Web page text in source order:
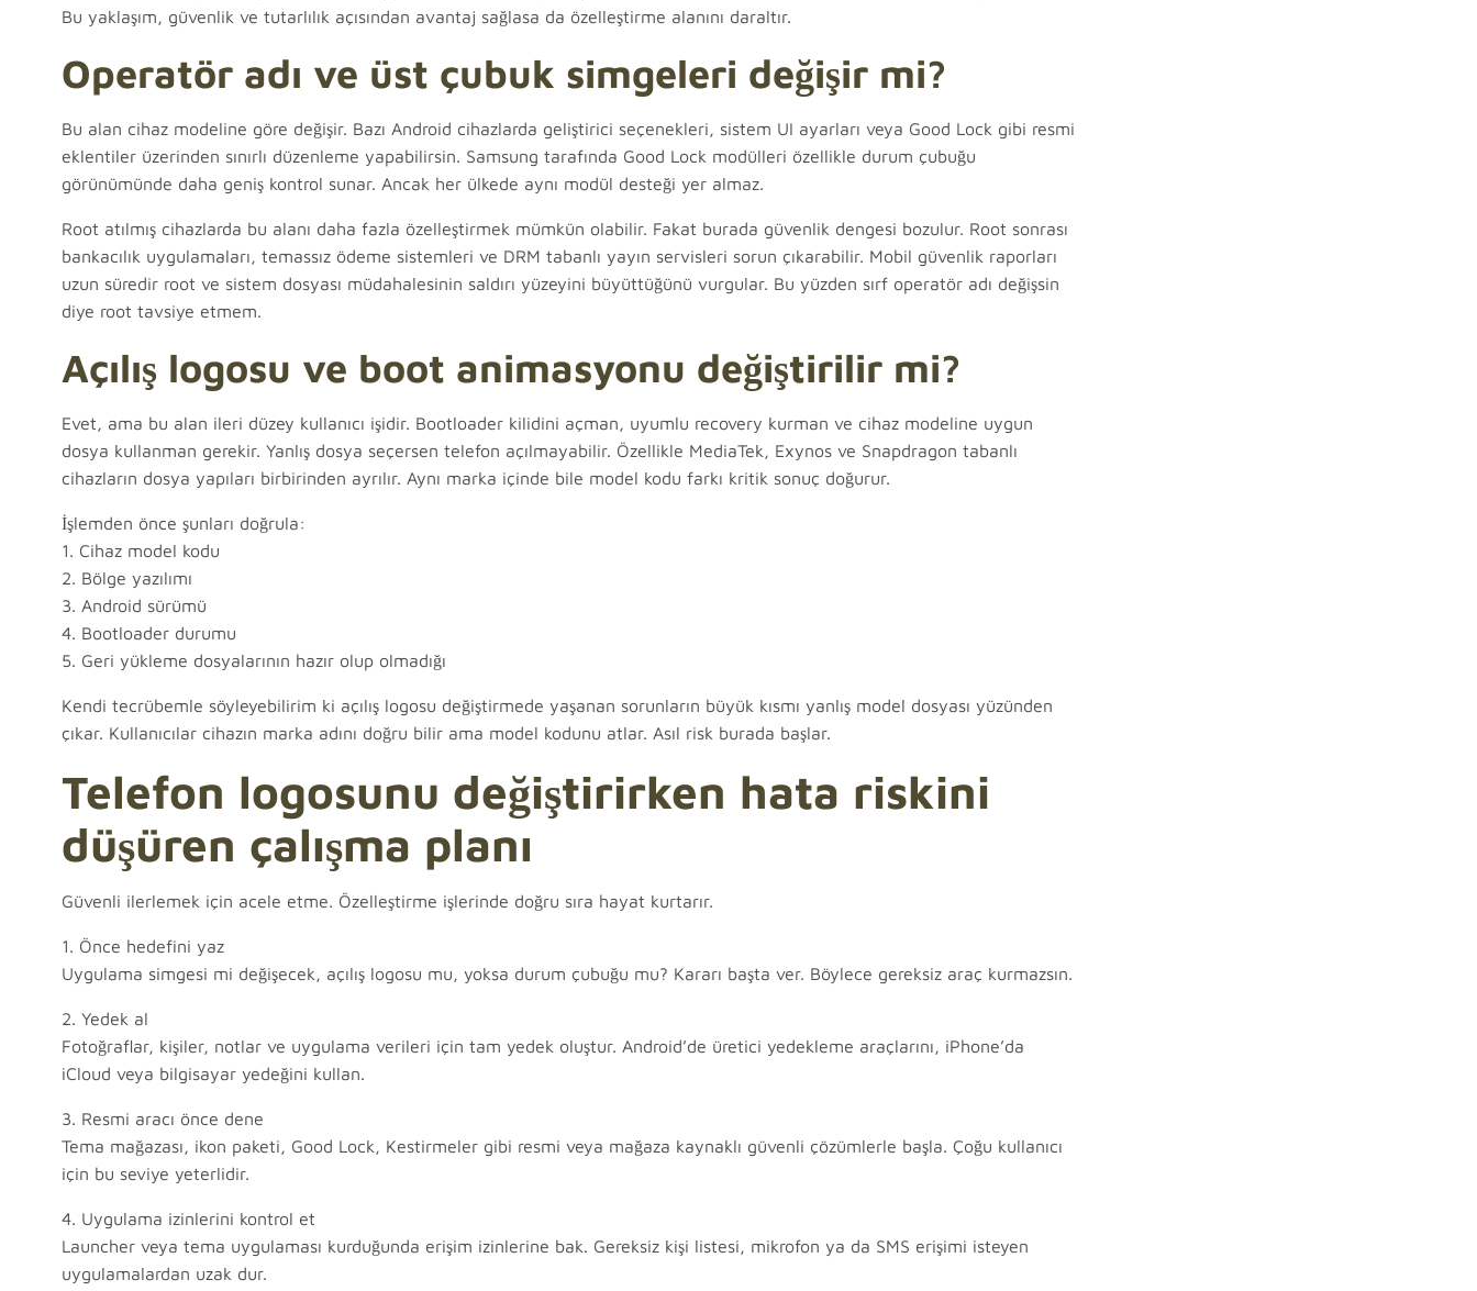
Bu yaklaşım, güvenlik ve tutarlılık açısından avantaj sağlasa da özelleştirme alanını daraltır.
Operatör adı ve üst çubuk simgeleri değişir mi?
Bu alan cihaz modeline göre değişir. Bazı Android cihazlarda geliştirici seçenekleri, sistem UI ayarları veya Good Lock gibi resmi
eklentiler üzerinden sınırlı düzenleme yapabilirsin. Samsung tarafında Good Lock modülleri özellikle durum çubuğu
görünümünde daha geniş kontrol sunar. Ancak her ülkede aynı modül desteği yer almaz.
Root atılmış cihazlarda bu alanı daha fazla özelleştirmek mümkün olabilir. Fakat burada güvenlik dengesi bozulur. Root sonrası
bankacılık uygulamaları, temassız ödeme sistemleri ve DRM tabanlı yayın servisleri sorun çıkarabilir. Mobil güvenlik raporları
uzun süredir root ve sistem dosyası müdahalesinin saldırı yüzeyini büyüttüğünü vurgular. Bu yüzden sırf operatör adı değişsin
diye root tavsiye etmem.
Açılış logosu ve boot animasyonu değiştirilir mi?
Evet, ama bu alan ileri düzey kullanıcı işidir. Bootloader kilidini açman, uyumlu recovery kurman ve cihaz modeline uygun
dosya kullanman gerekir. Yanlış dosya seçersen telefon açılmayabilir. Özellikle MediaTek, Exynos ve Snapdragon tabanlı
cihazların dosya yapıları birbirinden ayrılır. Aynı marka içinde bile model kodu farkı kritik sonuç doğurur.
İşlemden önce şunları doğrula:
1. Cihaz model kodu
2. Bölge yazılımı
3. Android sürümü
4. Bootloader durumu
5. Geri yükleme dosyalarının hazır olup olmadığı
Kendi tecrübemle söyleyebilirim ki açılış logosu değiştirmede yaşanan sorunların büyük kısmı yanlış model dosyası yüzünden
çıkar. Kullanıcılar cihazın marka adını doğru bilir ama model kodunu atlar. Asıl risk burada başlar.
Telefon logosunu değiştirirken hata riskini
düşüren çalışma planı
Güvenli ilerlemek için acele etme. Özelleştirme işlerinde doğru sıra hayat kurtarır.
1. Önce hedefini yaz
Uygulama simgesi mi değişecek, açılış logosu mu, yoksa durum çubuğu mu? Kararı başta ver. Böylece gereksiz araç kurmazsın.
2. Yedek al
Fotoğraflar, kişiler, notlar ve uygulama verileri için tam yedek oluştur. Android’de üretici yedekleme araçlarını, iPhone’da
iCloud veya bilgisayar yedeğini kullan.
3. Resmi aracı önce dene
Tema mağazası, ikon paketi, Good Lock, Kestirmeler gibi resmi veya mağaza kaynaklı güvenli çözümlerle başla. Çoğu kullanıcı
için bu seviye yeterlidir.
4. Uygulama izinlerini kontrol et
Launcher veya tema uygulaması kurduğunda erişim izinlerine bak. Gereksiz kişi listesi, mikrofon ya da SMS erişimi isteyen
uygulamalardan uzak dur.